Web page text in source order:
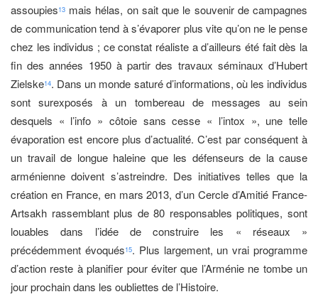
assoupies13 mais hélas, on sait que le souvenir de campagnes
de communication tend à s’évaporer plus vite qu’on ne le pense
chez les individus ; ce constat réaliste a d’ailleurs été fait dès la
fin des années 1950 à partir des travaux séminaux d’Hubert
Zielske14. Dans un monde saturé d’informations, où les individus
sont surexposés à un tombereau de messages au sein
desquels « l’info » côtoie sans cesse « l’intox », une telle
évaporation est encore plus d’actualité. C’est par conséquent à
un travail de longue haleine que les défenseurs de la cause
arménienne doivent s’astreindre. Des initiatives telles que la
création en France, en mars 2013, d’un Cercle d’Amitié France-
Artsakh rassemblant plus de 80 responsables politiques, sont
louables dans l’idée de construire les « réseaux »
précédemment évoqués15. Plus largement, un vrai programme
d’action reste à planifier pour éviter que l’Arménie ne tombe un
jour prochain dans les oubliettes de l’Histoire.